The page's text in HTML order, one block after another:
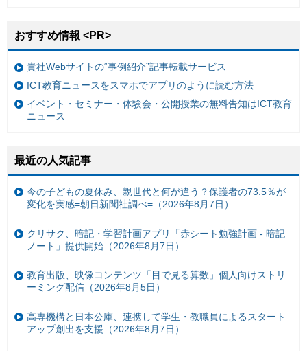
おすすめ情報 <PR>
貴社Webサイトの“事例紹介”記事転載サービス
ICT教育ニュースをスマホでアプリのように読む方法
イベント・セミナー・体験会・公開授業の無料告知はICT教育
ニュース
最近の人気記事
今の子どもの夏休み、親世代と何が違う？保護者の73.5％が
変化を実感=朝日新聞社調べ=（2026年8月7日）
クリサク、暗記・学習計画アプリ「赤シート勉強計画 - 暗記
ノート」提供開始（2026年8月7日）
教育出版、映像コンテンツ「目で見る算数」個人向けストリ
ーミング配信（2026年8月5日）
高専機構と日本公庫、連携して学生・教職員によるスタート
アップ創出を支援（2026年8月7日）